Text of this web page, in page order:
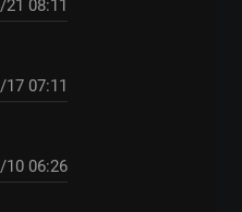
08:11
07:11
06:26